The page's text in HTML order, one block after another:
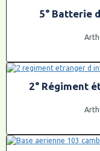
5° Batterie
2° Régiment